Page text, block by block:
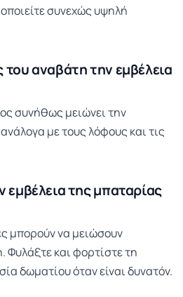
συνεχώς υψηλή
του αναβάτη την εμβέλεια
συνήθως μειώνει την
με τους λόφους και τις
εμβέλεια της μπαταρίας
μπορούν να μειώσουν
και φορτίστε τη
δωματίου όταν είναι δυνατόν.